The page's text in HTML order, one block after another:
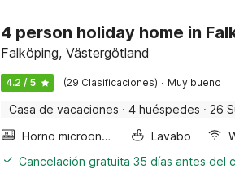
4 person holiday home in
Falköping, Västergötland
4.2 / 5 (29 Clasificaciones) · Muy bueno
Casa de vacaciones · 4 huéspedes · 26
Horno microondas
Lavabo
Cancelación gratuita 35 días antes del